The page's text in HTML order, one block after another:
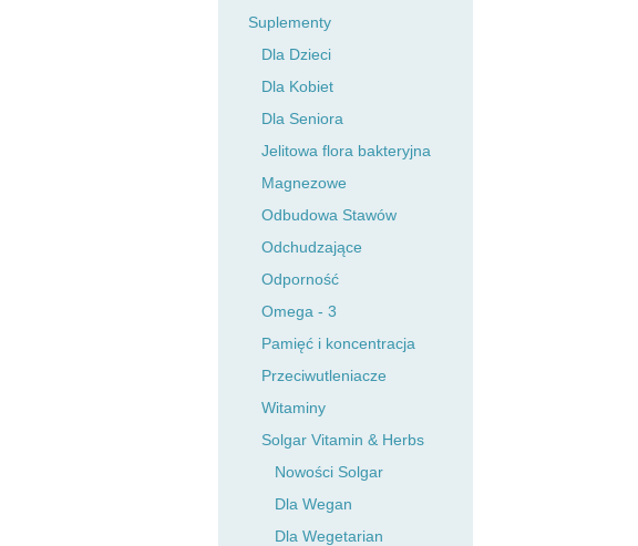
Suplementy
Dla Dzieci
Dla Kobiet
Dla Seniora
Jelitowa flora bakteryjna
Magnezowe
Odbudowa Stawów
Odchudzające
Odporność
Omega - 3
Pamięć i koncentracja
Przeciwutleniacze
Witaminy
Solgar Vitamin & Herbs
Nowości Solgar
Dla Wegan
Dla Wegetarian